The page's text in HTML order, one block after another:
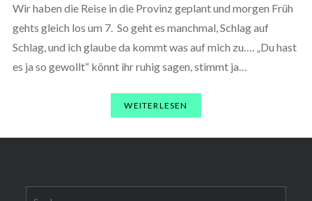
Wir haben die Reise in die Provinz geplant und morgen Früh
gehts gleich los um 7. So geht es manchmal, Schlag auf
Schlag, und ich glaube da kommt was auf mich zu…. „Du hast
es ja so gewollt“ könnt ihr ruhig sagen, stimmt ja…
WEITERLESEN